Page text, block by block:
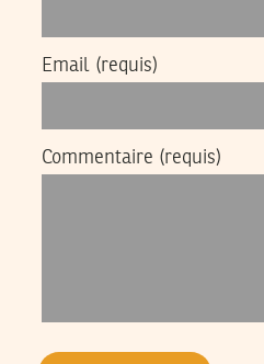
Email (requis)
Commentaire (requis)